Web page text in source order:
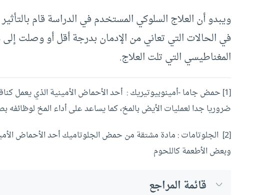
ويبدو أن العلاج السلوكي المستخدم في الدراسة قام
في الحالات التي تعاني من الإدمان بدرجة أقل أو وصلت
المغناطيسي التي تلت العلاج.
[1] حمض جاما -أمينوبيوتيريك : أحد الأحماض الأمينية الذي يعمل
ضروريا جدا لعمليات الأيض بالمخ، كما يساعد على أداء المخ لوظائفه
[2] الجلوتامات : مادة مشتقة من حمض الجلوتاميك أحد الأحماض
وبعض الأطعمة كاللحوم
قائمة المراجع